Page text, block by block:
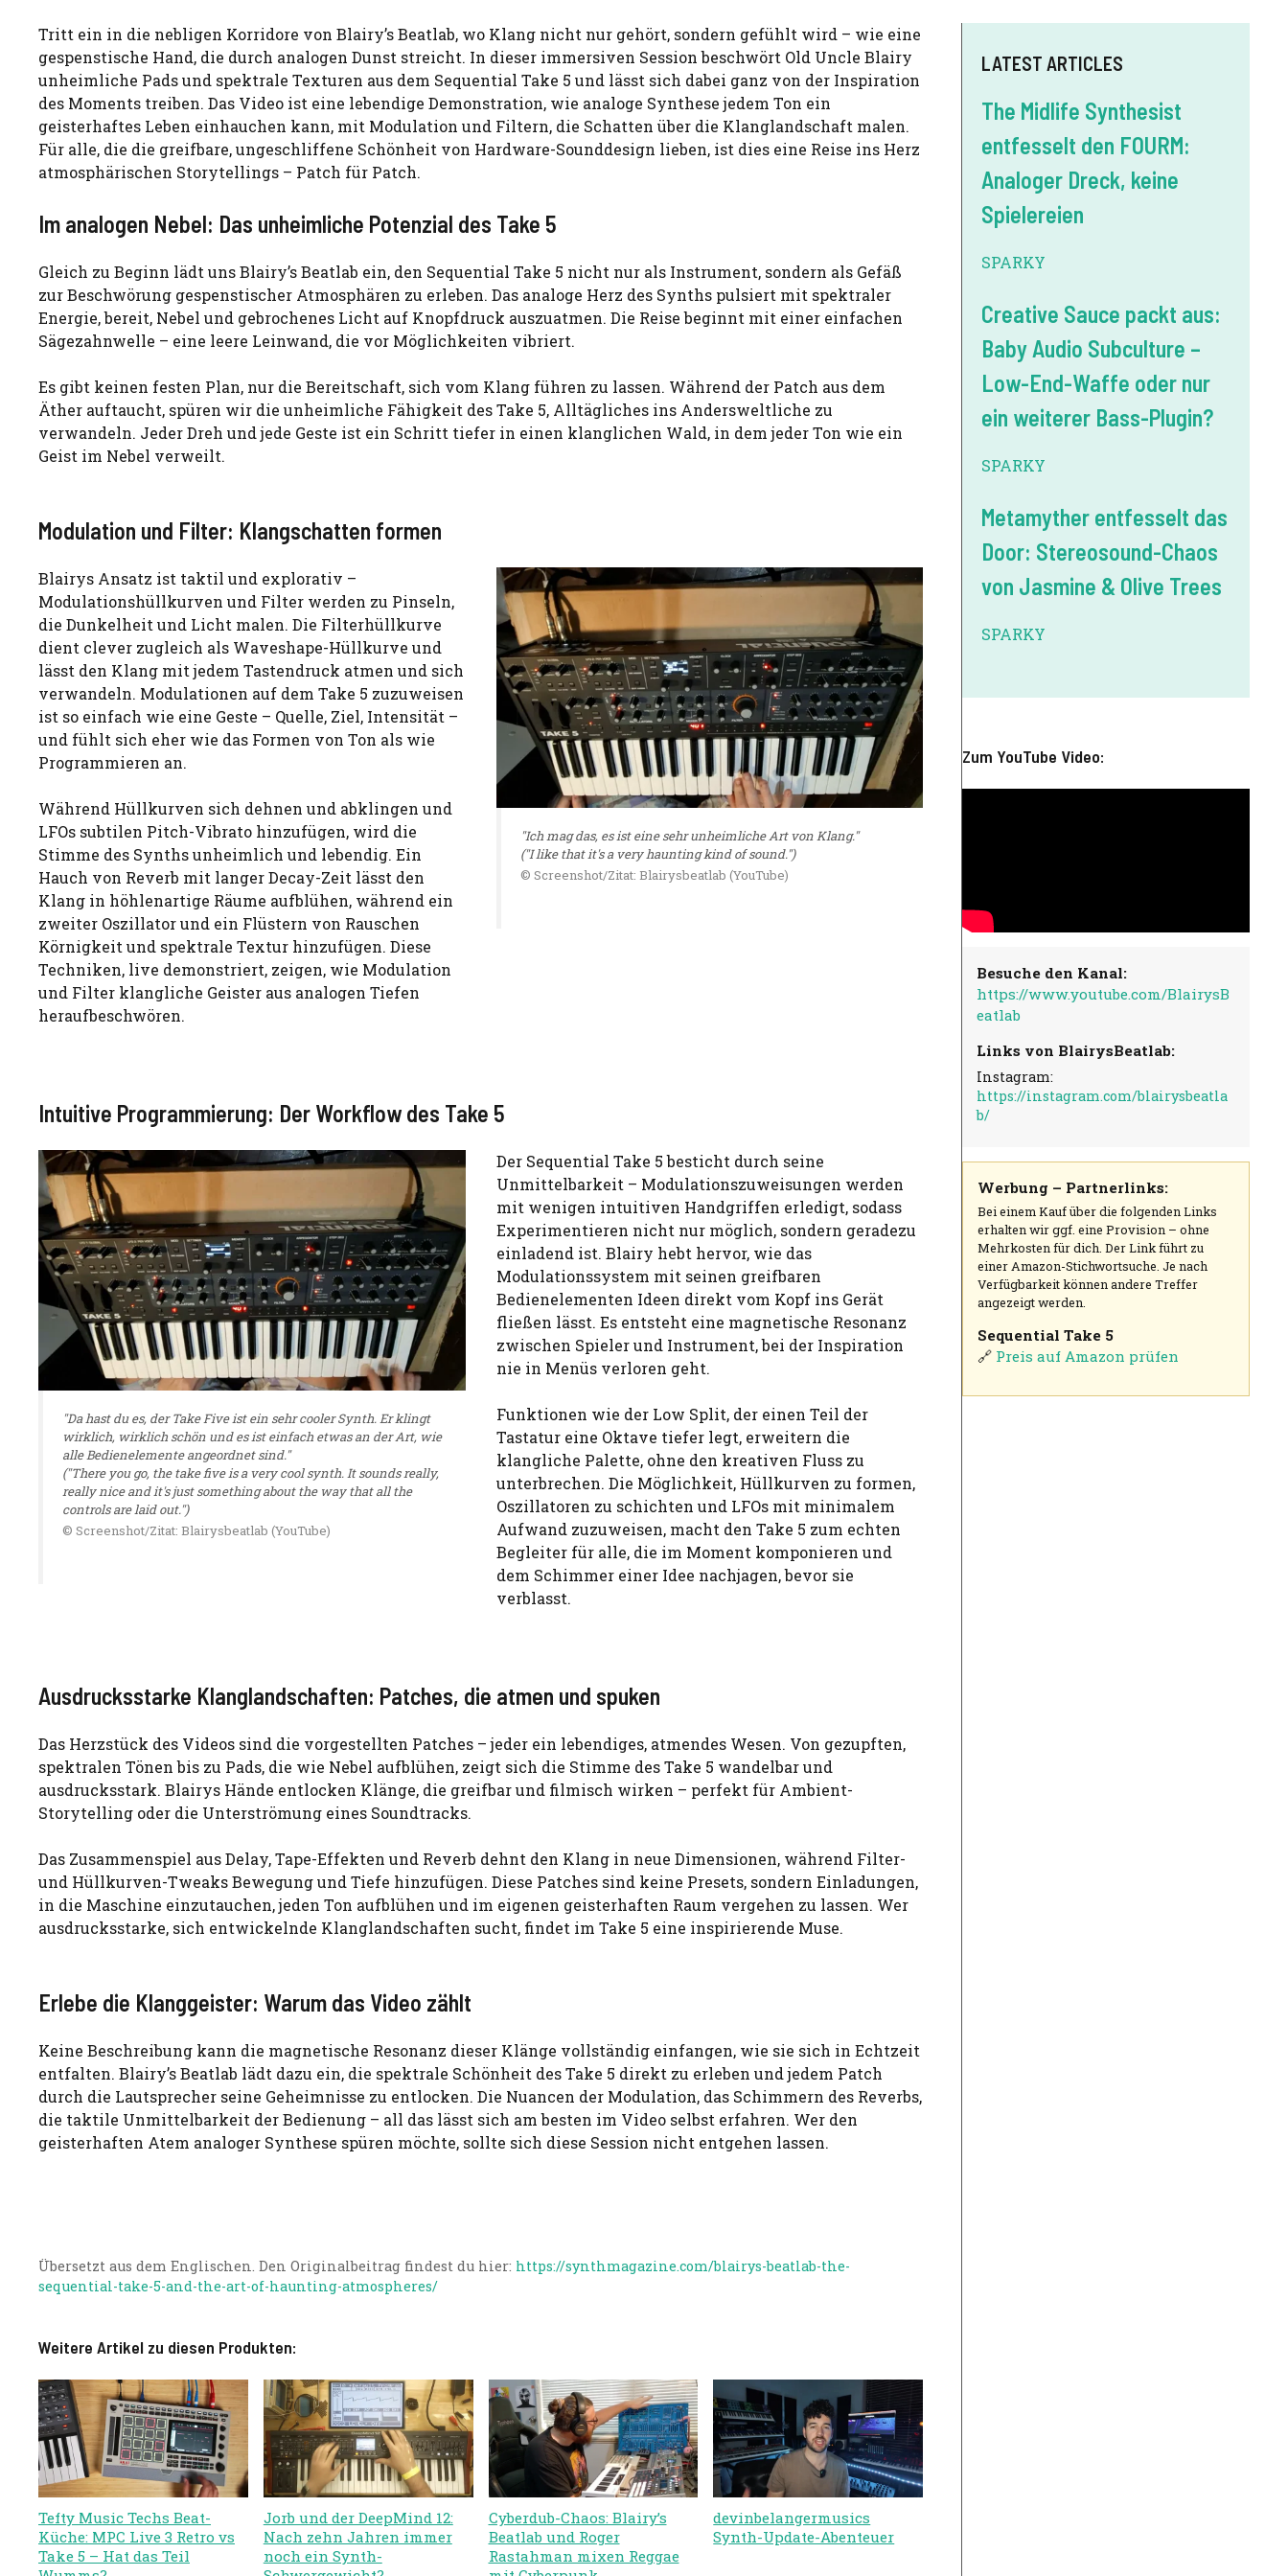
Tritt ein in die nebligen Korridore von Blairy’s Beatlab, wo Klang nicht nur gehört, sondern gefühlt wird – wie eine
gespenstische Hand, die durch analogen Dunst streicht. In dieser immersiven Session beschwört Old Uncle Blairy
unheimliche Pads und spektrale Texturen aus dem Sequential Take 5 und lässt sich dabei ganz von der Inspiration
des Moments treiben. Das Video ist eine lebendige Demonstration, wie analoge Synthese jedem Ton ein
geisterhaftes Leben einhauchen kann, mit Modulation und Filtern, die Schatten über die Klanglandschaft malen.
Für alle, die die greifbare, ungeschliffene Schönheit von Hardware-Sounddesign lieben, ist dies eine Reise ins Herz
atmosphärischen Storytellings – Patch für Patch.
Im analogen Nebel: Das unheimliche Potenzial des Take 5
Gleich zu Beginn lädt uns Blairy’s Beatlab ein, den Sequential Take 5 nicht nur als Instrument, sondern als Gefäß
zur Beschwörung gespenstischer Atmosphären zu erleben. Das analoge Herz des Synths pulsiert mit spektraler
Energie, bereit, Nebel und gebrochenes Licht auf Knopfdruck auszuatmen. Die Reise beginnt mit einer einfachen
Sägezahnwelle – eine leere Leinwand, die vor Möglichkeiten vibriert.
Es gibt keinen festen Plan, nur die Bereitschaft, sich vom Klang führen zu lassen. Während der Patch aus dem
Äther auftaucht, spüren wir die unheimliche Fähigkeit des Take 5, Alltägliches ins Andersweltliche zu
verwandeln. Jeder Dreh und jede Geste ist ein Schritt tiefer in einen klanglichen Wald, in dem jeder Ton wie ein
Geist im Nebel verweilt.
Modulation und Filter: Klangschatten formen
Blairys Ansatz ist taktil und explorativ –
Modulationshüllkurven und Filter werden zu Pinseln,
die Dunkelheit und Licht malen. Die Filterhüllkurve
dient clever zugleich als Waveshape-Hüllkurve und
lässt den Klang mit jedem Tastendruck atmen und sich
verwandeln. Modulationen auf dem Take 5 zuzuweisen
ist so einfach wie eine Geste – Quelle, Ziel, Intensität –
und fühlt sich eher wie das Formen von Ton als wie
Programmieren an.
Während Hüllkurven sich dehnen und abklingen und
LFOs subtilen Pitch-Vibrato hinzufügen, wird die
Stimme des Synths unheimlich und lebendig. Ein
Hauch von Reverb mit langer Decay-Zeit lässt den
Klang in höhlenartige Räume aufblühen, während ein
zweiter Oszillator und ein Flüstern von Rauschen
Körnigkeit und spektrale Textur hinzufügen. Diese
Techniken, live demonstriert, zeigen, wie Modulation
und Filter klangliche Geister aus analogen Tiefen
heraufbeschwören.
"Ich mag das, es ist eine sehr unheimliche Art von Klang."
("I like that it's a very haunting kind of sound.")
© Screenshot/Zitat: Blairysbeatlab (YouTube)
Intuitive Programmierung: Der Workflow des Take 5
"Da hast du es, der Take Five ist ein sehr cooler Synth. Er klingt
wirklich, wirklich schön und es ist einfach etwas an der Art, wie
alle Bedienelemente angeordnet sind."
("There you go, the take five is a very cool synth. It sounds really,
really nice and it's just something about the way that all the
controls are laid out.")
© Screenshot/Zitat: Blairysbeatlab (YouTube)
Der Sequential Take 5 besticht durch seine
Unmittelbarkeit – Modulationszuweisungen werden
mit wenigen intuitiven Handgriffen erledigt, sodass
Experimentieren nicht nur möglich, sondern geradezu
einladend ist. Blairy hebt hervor, wie das
Modulationssystem mit seinen greifbaren
Bedienelementen Ideen direkt vom Kopf ins Gerät
fließen lässt. Es entsteht eine magnetische Resonanz
zwischen Spieler und Instrument, bei der Inspiration
nie in Menüs verloren geht.
Funktionen wie der Low Split, der einen Teil der
Tastatur eine Oktave tiefer legt, erweitern die
klangliche Palette, ohne den kreativen Fluss zu
unterbrechen. Die Möglichkeit, Hüllkurven zu formen,
Oszillatoren zu schichten und LFOs mit minimalem
Aufwand zuzuweisen, macht den Take 5 zum echten
Begleiter für alle, die im Moment komponieren und
dem Schimmer einer Idee nachjagen, bevor sie
verblasst.
Ausdrucksstarke Klanglandschaften: Patches, die atmen und spuken
Das Herzstück des Videos sind die vorgestellten Patches – jeder ein lebendiges, atmendes Wesen. Von gezupften,
spektralen Tönen bis zu Pads, die wie Nebel aufblühen, zeigt sich die Stimme des Take 5 wandelbar und
ausdrucksstark. Blairys Hände entlocken Klänge, die greifbar und filmisch wirken – perfekt für Ambient-
Storytelling oder die Unterströmung eines Soundtracks.
Das Zusammenspiel aus Delay, Tape-Effekten und Reverb dehnt den Klang in neue Dimensionen, während Filter-
und Hüllkurven-Tweaks Bewegung und Tiefe hinzufügen. Diese Patches sind keine Presets, sondern Einladungen,
in die Maschine einzutauchen, jeden Ton aufblühen und im eigenen geisterhaften Raum vergehen zu lassen. Wer
ausdrucksstarke, sich entwickelnde Klanglandschaften sucht, findet im Take 5 eine inspirierende Muse.
Erlebe die Klanggeister: Warum das Video zählt
Keine Beschreibung kann die magnetische Resonanz dieser Klänge vollständig einfangen, wie sie sich in Echtzeit
entfalten. Blairy’s Beatlab lädt dazu ein, die spektrale Schönheit des Take 5 direkt zu erleben und jedem Patch
durch die Lautsprecher seine Geheimnisse zu entlocken. Die Nuancen der Modulation, das Schimmern des Reverbs,
die taktile Unmittelbarkeit der Bedienung – all das lässt sich am besten im Video selbst erfahren. Wer den
geisterhaften Atem analoger Synthese spüren möchte, sollte sich diese Session nicht entgehen lassen.
Übersetzt aus dem Englischen. Den Originalbeitrag findest du hier: https://synthmagazine.com/blairys-beatlab-the-
sequential-take-5-and-the-art-of-haunting-atmospheres/
Weitere Artikel zu diesen Produkten:
Tefty Music Techs Beat-
Küche: MPC Live 3 Retro vs
Take 5 – Hat das Teil
Jorb und der DeepMind 12:
Nach zehn Jahren immer
noch ein Synth-
Cyberdub-Chaos: Blairy’s
Beatlab und Roger
Rastahman mixen Reggae
devinbelangermusics
Synth-Update-Abenteuer
LATEST ARTICLES
The Midlife Synthesist
entfesselt den FOURM:
Analoger Dreck, keine
Spielereien
SPARKY
Creative Sauce packt aus:
Baby Audio Subculture –
Low-End-Waffe oder nur
ein weiterer Bass-Plugin?
SPARKY
Metamyther entfesselt das
Door: Stereosound-Chaos
von Jasmine & Olive Trees
SPARKY
Zum YouTube Video:
Besuche den Kanal:
https://www.youtube.com/BlairysB
eatlab
Links von BlairysBeatlab:
Instagram:
https://instagram.com/blairysbeatla
b/
Werbung – Partnerlinks:
Bei einem Kauf über die folgenden Links
erhalten wir ggf. eine Provision – ohne
Mehrkosten für dich. Der Link führt zu
einer Amazon-Stichwortsuche. Je nach
Verfügbarkeit können andere Treffer
angezeigt werden.
Sequential Take 5
🔗 Preis auf Amazon prüfen